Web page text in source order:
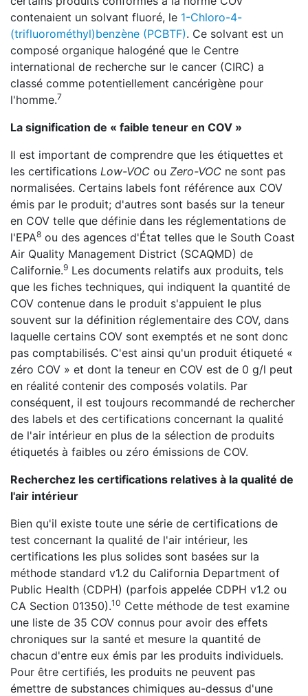
contenaient un solvant fluoré, le 1-Chloro-4-
(trifluorométhyl)benzène (PCBTF). Ce solvant est un
composé organique halogéné que le Centre
international de recherche sur le cancer (CIRC) a
classé comme potentiellement cancérigène pour
l'homme.7
La signification de « faible teneur en COV »
Il est important de comprendre que les étiquettes et
les certifications Low-VOC ou Zero-VOC ne sont pas
normalisées. Certains labels font référence aux COV
émis par le produit; d'autres sont basés sur la teneur
en COV telle que définie dans les réglementations de
l'EPA8 ou des agences d'État telles que le South Coast
Air Quality Management District (SCAQMD) de
Californie.9 Les documents relatifs aux produits, tels
que les fiches techniques, qui indiquent la quantité de
COV contenue dans le produit s'appuient le plus
souvent sur la définition réglementaire des COV, dans
laquelle certains COV sont exemptés et ne sont donc
pas comptabilisés. C'est ainsi qu'un produit étiqueté «
zéro COV » et dont la teneur en COV est de 0 g/l peut
en réalité contenir des composés volatils. Par
conséquent, il est toujours recommandé de rechercher
des labels et des certifications concernant la qualité
de l'air intérieur en plus de la sélection de produits
étiquetés à faibles ou zéro émissions de COV.
Recherchez les certifications relatives à la qualité de
l'air intérieur
Bien qu'il existe toute une série de certifications de
test concernant la qualité de l'air intérieur, les
certifications les plus solides sont basées sur la
méthode standard v1.2 du California Department of
Public Health (CDPH) (parfois appelée CDPH v1.2 ou
CA Section 01350).10 Cette méthode de test examine
une liste de 35 COV connus pour avoir des effets
chroniques sur la santé et mesure la quantité de
chacun d'entre eux émis par les produits individuels.
Pour être certifiés, les produits ne peuvent pas
émettre de substances chimiques au-dessus d'une